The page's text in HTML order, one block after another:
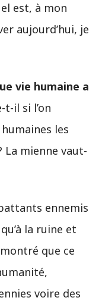
est, à mon
aujourd’hui, je
vie humaine a
t-il si l’on
les
mienne vaut-
ennemis
la ruine et
que ce
voire des